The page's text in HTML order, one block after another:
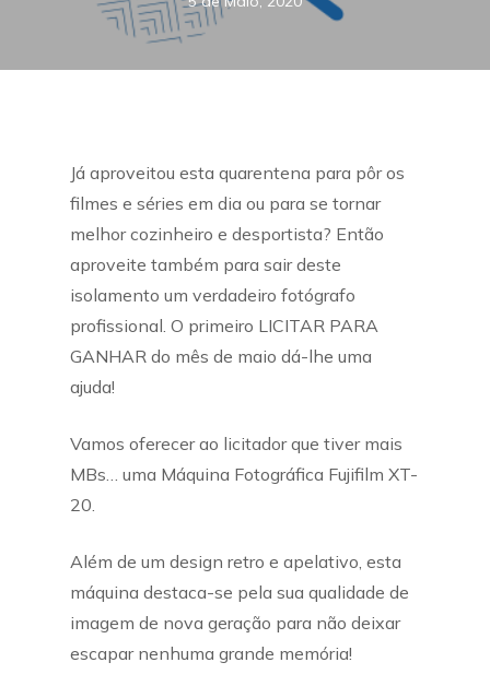
Já aproveitou esta quarentena para pôr os
filmes e séries em dia ou para se tornar
melhor cozinheiro e desportista? Então
aproveite também para sair deste
isolamento um verdadeiro fotógrafo
profissional. O primeiro LICITAR PARA
GANHAR do mês de maio dá-lhe uma
ajuda!
Vamos oferecer ao licitador que tiver mais
MBs… uma Máquina Fotográfica Fujifilm XT-
20.
Além de um design retro e apelativo, esta
máquina destaca-se pela sua qualidade de
imagem de nova geração para não deixar
escapar nenhuma grande memória!